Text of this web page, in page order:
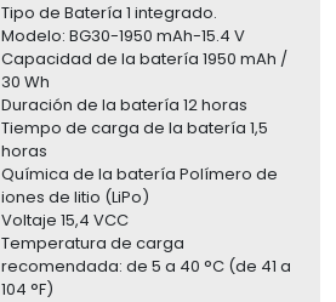
Tipo de Batería 1 integrado.
Modelo: BG30-1950 mAh-15.4 V
Capacidad de la batería 1950 mAh /
30 Wh
Duración de la batería 12 horas
Tiempo de carga de la batería 1,5
horas
Química de la batería Polímero de
iones de litio (LiPo)
Voltaje 15,4 VCC
Temperatura de carga
recomendada: de 5 a 40 °C (de 41 a
104 °F)